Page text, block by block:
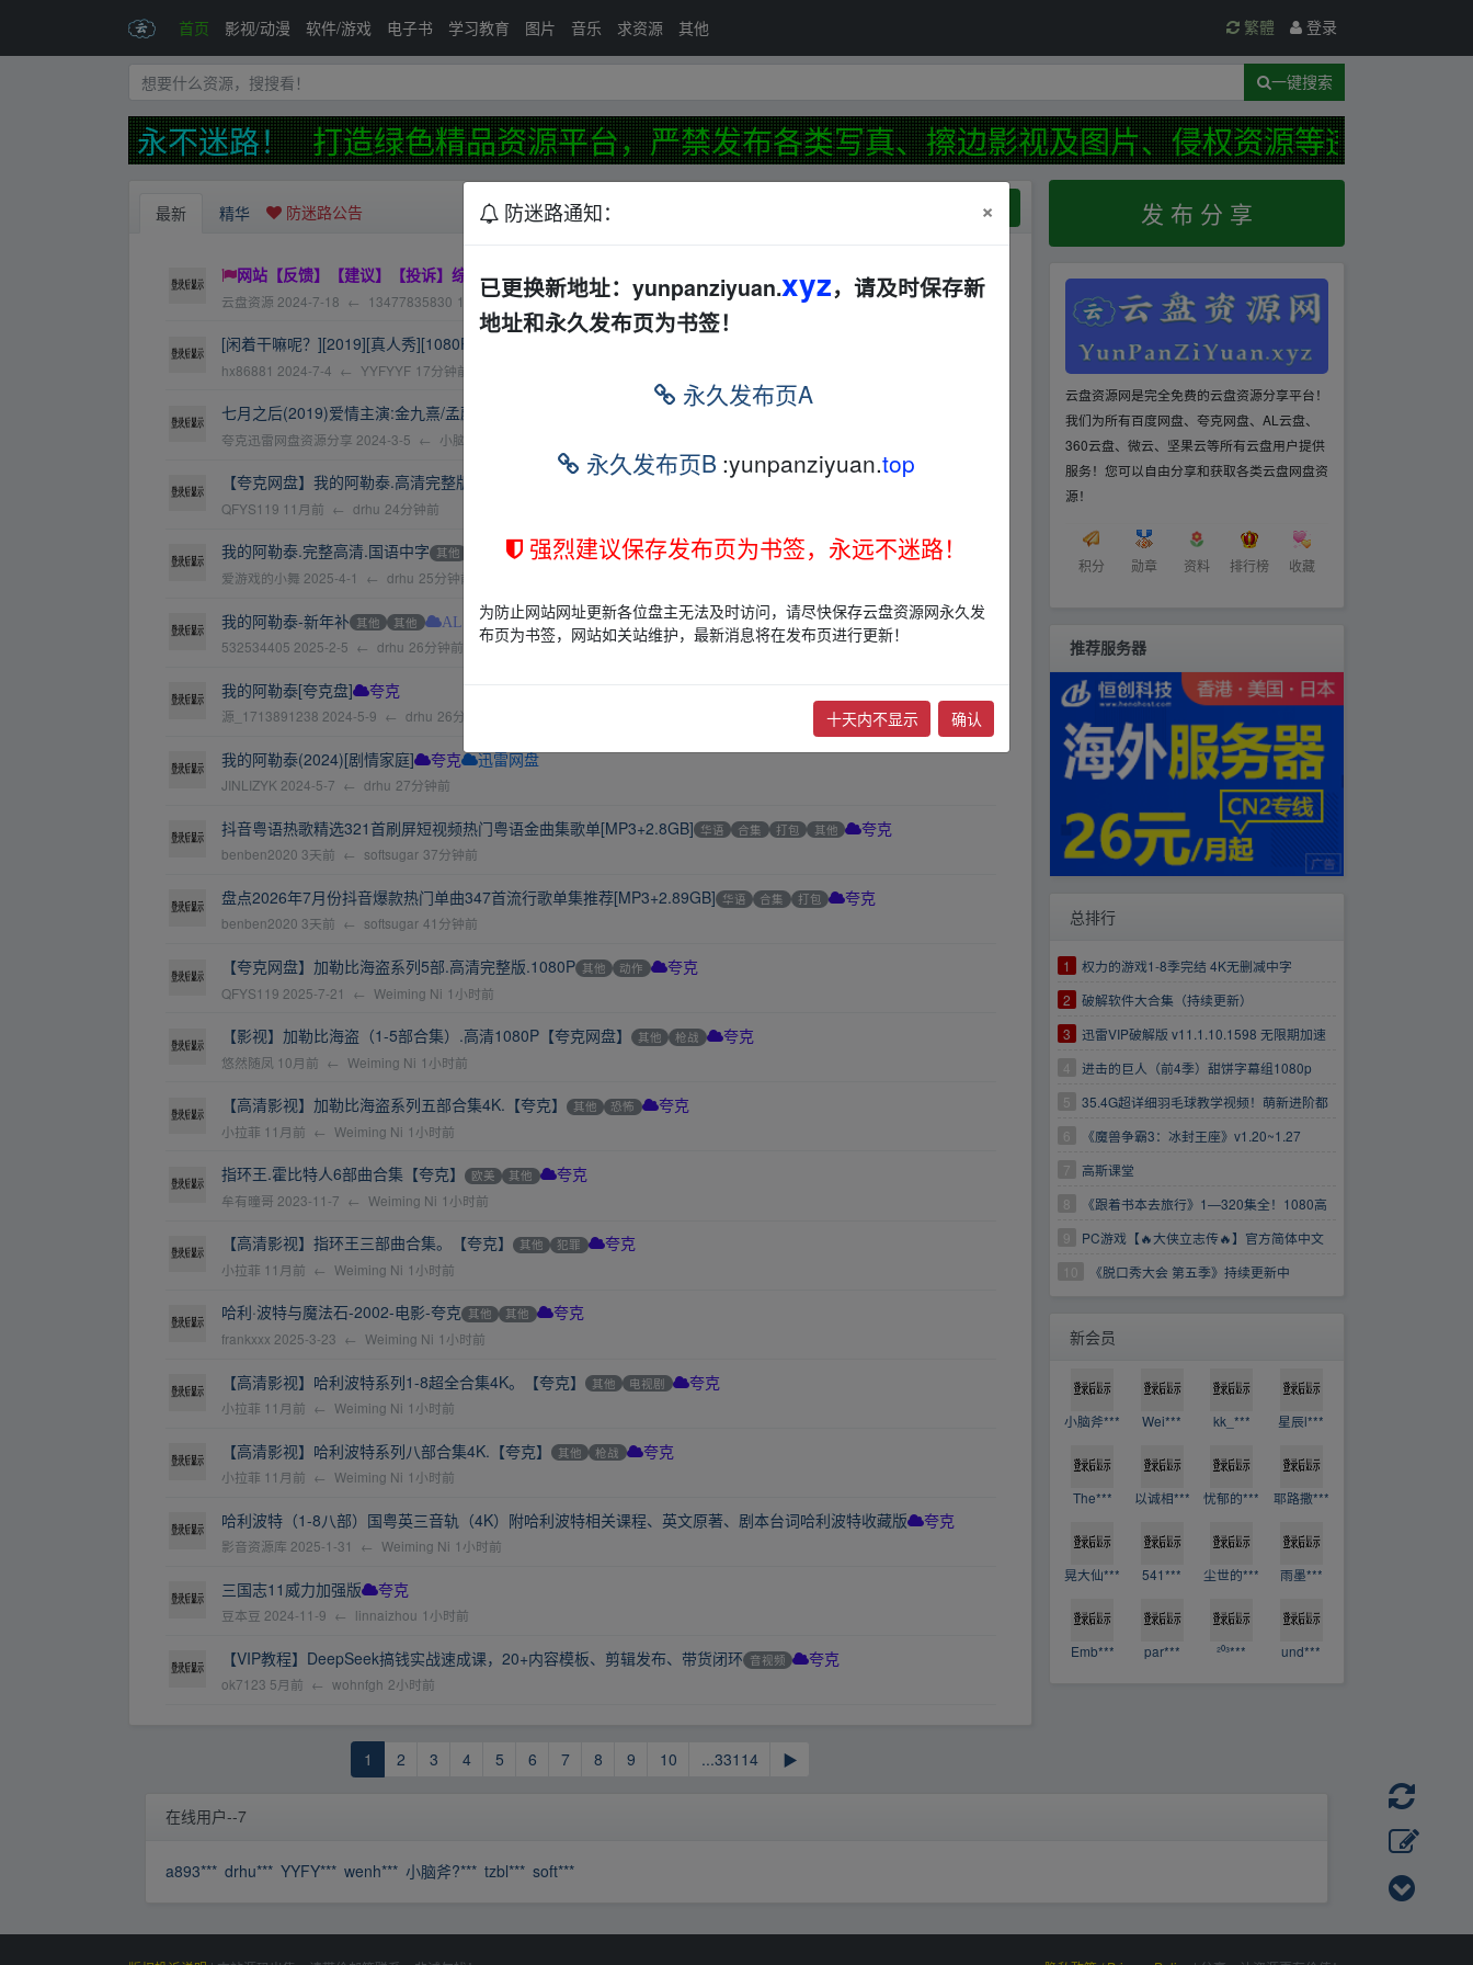
首页 影视/动漫 软件/游戏 电子书 学习教育 图片 音乐 求资源 其他 繁體 登录
一键搜索
布页，永不迷路！ 打造绿色精品资源平台，严禁发布各类写真、擦边影视及图片、侵权资源等违规资源！
最新 精华 防迷路公告 发布规范
网站【反馈】【建议】【投诉】综合接受处理帖📢
云盘资源 2024-7-18 ← 13477835830 17天前
[闲着干嘛呢？][2019][真人秀][1080P][(2023-2024)]
hx86881 2024-7-4 ← YYFYYF 17分钟前
七月之后(2019)爱情主演:金九熹/孟蔚
夸克迅雷网盘资源分享 2024-3-5 ← 小脑斧?
【夸克网盘】我的阿勒泰.高清完整版.1080P全集未删减
QFYS119 11月前 ← drhu 24分钟前
我的阿勒泰.完整高清.国语中字 其他 夸克
爱游戏的小舞 2025-4-1 ← drhu 25分钟前
我的阿勒泰-新年补 其他 其他 AL
532534405 2025-2-5 ← drhu 26分钟前
我的阿勒泰[夸克盘] 夸克
源_1713891238 2024-5-9 ← drhu 26分钟前
我的阿勒泰(2024)[剧情家庭] 夸克 迅雷网盘
JINLIZYK 2024-5-7 ← drhu 27分钟前
抖音粤语热歌精选321首刷屏短视频热门粤语金曲集歌单[MP3+2.8GB] 华语 合集 打包 其他 夸克
benben2020 3天前 ← softsugar 37分钟前
盘点2026年7月份抖音爆款热门单曲347首流行歌单集推荐[MP3+2.89GB] 华语 合集 打包 夸克
benben2020 3天前 ← softsugar 41分钟前
【夸克网盘】加勒比海盗系列5部.高清完整版.1080P 其他 动作 夸克
QFYS119 2025-7-21 ← Weiming Ni 1小时前
【影视】加勒比海盗（1-5部合集）.高清1080P【夸克网盘】 其他 枪战 夸克
悠然随凤 10月前 ← Weiming Ni 1小时前
【高清影视】加勒比海盗系列五部合集4K.【夸克】 其他 恐怖 夸克
小拉菲 11月前 ← Weiming Ni 1小时前
指环王.霍比特人6部曲合集【夸克】 欧美 其他 夸克
牟有曈哥 2023-11-7 ← Weiming Ni 1小时前
【高清影视】指环王三部曲合集。【夸克】 其他 犯罪 夸克
小拉菲 11月前 ← Weiming Ni 1小时前
哈利·波特与魔法石-2002-电影-夸克 其他 其他 夸克
frankxxx 2025-3-23 ← Weiming Ni 1小时前
【高清影视】哈利波特系列1-8超全合集4K。【夸克】 其他 电视剧 夸克
小拉菲 11月前 ← Weiming Ni 1小时前
【高清影视】哈利波特系列八部合集4K.【夸克】 其他 枪战 夸克
小拉菲 11月前 ← Weiming Ni 1小时前
哈利波特（1-8八部）国粤英三音轨（4K）附哈利波特相关课程、英文原著、剧本台词哈利波特收藏版 夸克
影音资源库 2025-1-31 ← Weiming Ni 1小时前
三国志11威力加强版 夸克
豆本豆 2024-11-9 ← linnaizhou 1小时前
【VIP教程】DeepSeek搞钱实战速成课，20+内容模板、剪辑发布、带货闭环 音视频 夸克
ok7123 5月前 ← wohnfgh 2小时前
1 2 3 4 5 6 7 8 9 10 ...33114 ▶
发 布 分 享
云盘资源网是完全免费的云盘资源分享平台！
我们为所有百度网盘、夸克网盘、AL云盘、
360云盘、微云、坚果云等所有云盘用户提供
服务！您可以自由分享和获取各类云盘网盘资
源！
积分 勋章 资料 排行榜 收藏
推荐服务器
总排行
1
权力的游戏1-8季完结 4K无删减中字
2
破解软件大合集（持续更新）
3
迅雷VIP破解版 v11.1.10.1598 无限期加速
版
4
进击的巨人（前4季）甜饼字幕组1080p
5
35.4G超详细羽毛球教学视频！萌新进阶都
适合！
6
《魔兽争霸3：冰封王座》v1.20~1.27
7
高斯课堂
8
《跟着书本去旅行》1—320集全！1080高
清画质！
9
PC游戏【🔥大侠立志传🔥】官方简体中文
【👉解压即玩👈】
10
《脱口秀大会 第五季》持续更新中
新会员
小脑斧*** Wei*** kk_*** 星辰l***
The*** 以诚相*** 忧郁的*** 耶路撒***
晃大仙*** 541*** 尘世的*** 雨墨***
Emb*** par*** ²⁰³*** und***
在线用户--7
a893*** drhu*** YYFY*** wenh*** 小脑斧?*** tzbl*** soft***
防迷路通知： ×
已更换新地址：yunpanziyuan.xyz，请及时保存新
地址和永久发布页为书签！
永久发布页A
永久发布页B :yunpanziyuan.top
强烈建议保存发布页为书签，永远不迷路！
为防止网站网址更新各位盘主无法及时访问，请尽快保存云盘资源网永久发
布页为书签，网站如关站维护，最新消息将在发布页进行更新！
十天内不显示 确认